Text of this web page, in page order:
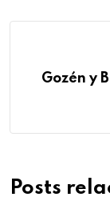
Gozén y
Posts